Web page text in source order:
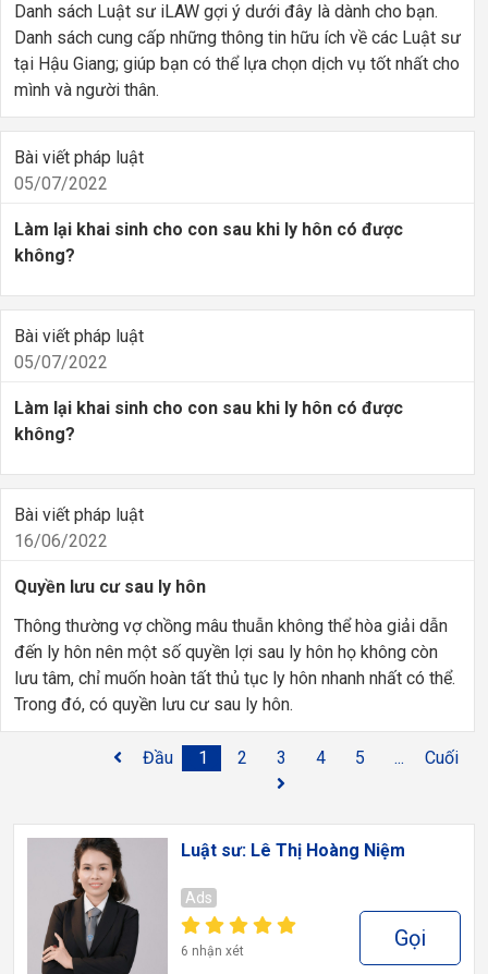
Danh sách Luật sư iLAW gợi ý dưới đây là dành cho bạn.
Danh sách cung cấp những thông tin hữu ích về các Luật sư
tại Hậu Giang; giúp bạn có thể lựa chọn dịch vụ tốt nhất cho
mình và người thân.
Bài viết pháp luật
05/07/2022
Làm lại khai sinh cho con sau khi ly hôn có được
không?
Bài viết pháp luật
05/07/2022
Làm lại khai sinh cho con sau khi ly hôn có được
không?
Bài viết pháp luật
16/06/2022
Quyền lưu cư sau ly hôn
Thông thường vợ chồng mâu thuẫn không thể hòa giải dẫn
đến ly hôn nên một số quyền lợi sau ly hôn họ không còn
lưu tâm, chỉ muốn hoàn tất thủ tục ly hôn nhanh nhất có thể.
Trong đó, có quyền lưu cư sau ly hôn.
Đầu 1 2 3 4 5 ... Cuối
Luật sư: Lê Thị Hoàng Niệm
Ads
6 nhận xét Gọi